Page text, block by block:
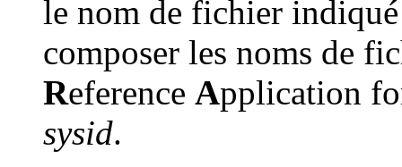
le nom de fichier
composer les noms de
Reference Application
sysid.